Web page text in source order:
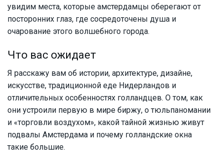
увидим места, которые амстердамцы оберегают от
посторонних глаз, где сосредоточены душа и
очарование этого волшебного города.
Что вас ожидает
Я расскажу вам об истории, архитектуре, дизайне,
искусстве, традиционной еде Нидерландов и
отличительных особенностях голландцев. О том, как
они устроили первую в мире биржу, о тюльпаномании
и «торговли воздухом», какой тайной жизнью живут
подвалы Амстердама и почему голландские окна
такие большие.